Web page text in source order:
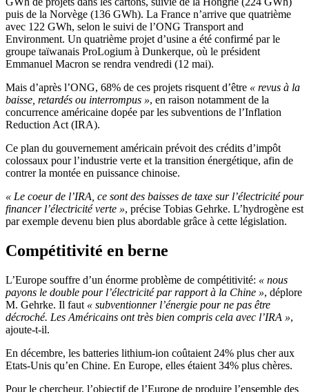
puis de la Norvège (136 GWh). La France n’arrive que quatrième
avec 122 GWh, selon le suivi de l’ONG Transport and
Environment. Un quatrième projet d’usine a été confirmé par le
groupe taïwanais ProLogium à Dunkerque, où le président
Emmanuel Macron se rendra vendredi (12 mai).
Mais d’après l’ONG, 68% de ces projets risquent d’être « revus à la
baisse, retardés ou interrompus », en raison notamment de la
concurrence américaine dopée par les subventions de l’Inflation
Reduction Act (IRA).
Ce plan du gouvernement américain prévoit des crédits d’impôt
colossaux pour l’industrie verte et la transition énergétique, afin de
contrer la montée en puissance chinoise.
« Le coeur de l’IRA, ce sont des baisses de taxe sur l’électricité pour
financer l’électricité verte », précise Tobias Gehrke. L’hydrogène est
par exemple devenu bien plus abordable grâce à cette législation.
Compétitivité en berne
L’Europe souffre d’un énorme problème de compétitivité: « nous
payons le double pour l’électricité par rapport à la Chine », déplore
M. Gehrke. Il faut « subventionner l’énergie pour ne pas être
décroché. Les Américains ont très bien compris cela avec l’IRA »,
ajoute-t-il.
En décembre, les batteries lithium-ion coûtaient 24% plus cher aux
Etats-Unis qu’en Chine. En Europe, elles étaient 34% plus chères.
Pour le chercheur, l’objectif de l’Europe de produire l’ensemble des